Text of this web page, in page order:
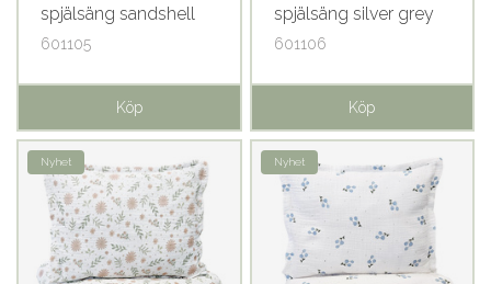
spjälsäng sandshell
GOTS
601105
Köp
spjälsäng silver grey
GOTS
601106
Köp
Nyhet Nyhet